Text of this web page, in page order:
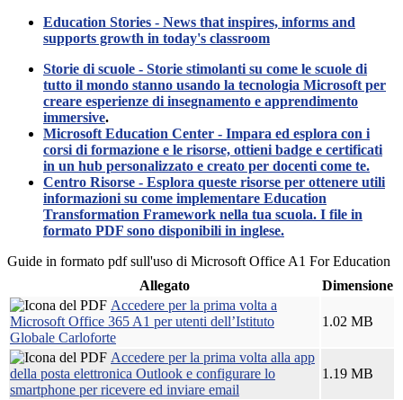
Education Stories - News that inspires, informs and
supports growth in today's classroom
Storie di scuole - Storie stimolanti su come le scuole di
tutto il mondo stanno usando la tecnologia Microsoft per
creare esperienze di insegnamento e apprendimento
immersive.
Microsoft Education Center - Impara ed esplora con i
corsi di formazione e le risorse, ottieni badge e certificati
in un hub personalizzato e creato per docenti come te.
Centro Risorse - Esplora queste risorse per ottenere utili
informazioni su come implementare Education
Transformation Framework nella tua scuola. I file in
formato PDF sono disponibili in inglese.
Guide in formato pdf sull'uso di Microsoft Office A1 For Education
Allegato
Dimensione
Accedere per la prima volta a
Microsoft Office 365 A1 per utenti dell’Istituto
Globale Carloforte
1.02 MB
Accedere per la prima volta alla app
della posta elettronica Outlook e configurare lo
smartphone per ricevere ed inviare email
1.19 MB